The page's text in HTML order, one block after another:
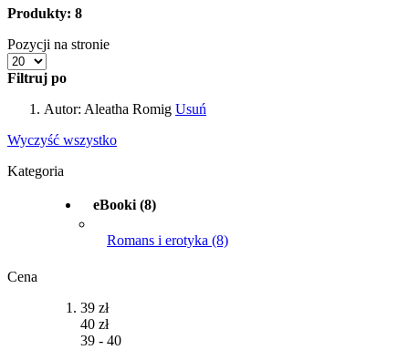
Produkty: 8
Pozycji na stronie
Filtruj po
Autor: Aleatha Romig Usuń
Wyczyść wszystko
Kategoria
eBooki (8)
Romans i erotyka (8)
Cena
39 zł
40 zł
39 - 40